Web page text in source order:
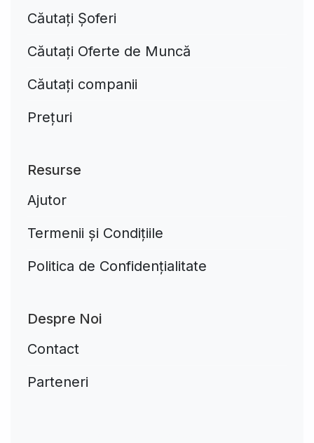
Căutați Șoferi
Căutați Oferte de Muncă
Căutați companii
Prețuri
Resurse
Ajutor
Termenii și Condițiile
Politica de Confidențialitate
Despre Noi
Contact
Parteneri